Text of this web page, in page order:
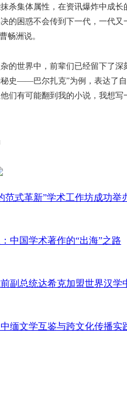
集体属性，在资讯爆炸中成长
的困惑不会传到下一代，一代
畅洲说。
世界中，前辈们已经留下了深
史——巴尔扎克”为例，表达了自
们有可能翻到我的小说，我想
范式革新”学术工作坊成功举
中国学术著作的“出海”之路
副总统达希克加盟世界汉学
缅文学互鉴与跨文化传播